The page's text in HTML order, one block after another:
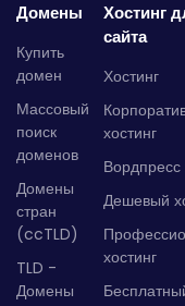
Домены
Купить
домен
Массовый
поиск
доменов
Домены
стран
(ccTLD)
TLD -
Домены
Хостинг
сайта
Хостинг
хостинг
Вордпресс
Дешевый
хостинг